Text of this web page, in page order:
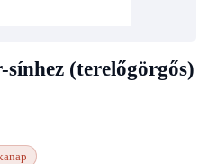
(terelőgörgős)